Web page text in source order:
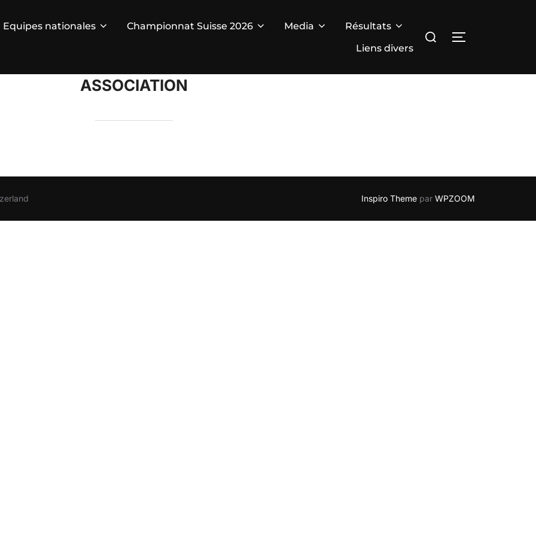
Equipes nationales Championnat Suisse 2026 Media
Résultats
Liens divers
Rechercher :
PERMUTER
ASSOCIATION
Inspiro Theme par WPZOOM